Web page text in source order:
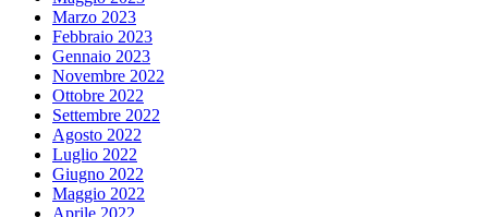
Marzo 2023
Febbraio 2023
Gennaio 2023
Novembre 2022
Ottobre 2022
Settembre 2022
Agosto 2022
Luglio 2022
Giugno 2022
Maggio 2022